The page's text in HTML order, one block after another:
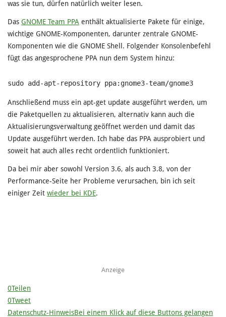
was sie tun, dürfen natürlich weiter lesen.
Das GNOME Team PPA enthält aktualisierte Pakete für einige,
wichtige GNOME-Komponenten, darunter zentrale GNOME-
Komponenten wie die GNOME Shell. Folgender Konsolenbefehl
fügt das angesprochene PPA nun dem System hinzu:
sudo add-apt-repository ppa:gnome3-team/gnome3
Anschließend muss ein apt-get update ausgeführt werden, um
die Paketquellen zu aktualisieren, alternativ kann auch die
Aktualisierungsverwaltung geöffnet werden und damit das
Update ausgeführt werden. Ich habe das PPA ausprobiert und
soweit hat auch alles recht ordentlich funktioniert.
Da bei mir aber sowohl Version 3.6, als auch 3.8, von der
Performance-Seite her Probleme verursachen, bin ich seit
einiger Zeit wieder bei KDE.
Anzeige
0Teilen
0Tweet
Datenschutz-HinweisBei einem Klick auf diese Buttons gelangen